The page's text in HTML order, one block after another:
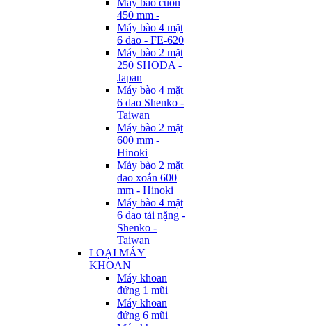
Máy bào cuốn
450 mm -
Máy bào 4 mặt
6 dao - FE-620
Máy bào 2 mặt
250 SHODA -
Japan
Máy bào 4 mặt
6 dao Shenko -
Taiwan
Máy bào 2 mặt
600 mm -
Hinoki
Máy bào 2 mặt
dao xoắn 600
mm - Hinoki
Máy bào 4 mặt
6 dao tải nặng -
Shenko -
Taiwan
LOẠI MÁY
KHOAN
Máy khoan
đứng 1 mũi
Máy khoan
đứng 6 mũi